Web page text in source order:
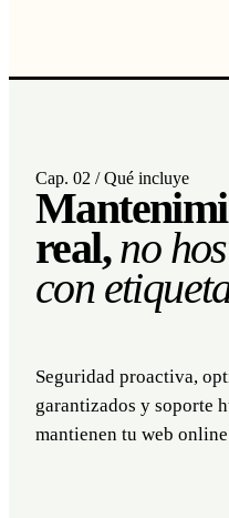
Cap. 02 / Qué incluye
real,no
con
Seguridad proactiva,
garantizados y soporte
mantienen tu web